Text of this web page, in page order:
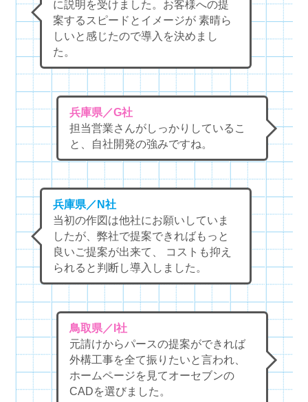
に説明を受けました。お客様への提
案するスピードとイメージが 素晴ら
しいと感じたので導入を決めまし
た。
兵庫県／G社
担当営業さんがしっかりしているこ
と、自社開発の強みですね。
兵庫県／N社
当初の作図は他社にお願いしていま
したが、弊社で提案できればもっと
良いご提案が出来て、 コストも抑え
られると判断し導入しました。
鳥取県／I社
元請けからパースの提案ができれば
外構工事を全て振りたいと言われ、
ホームページを見てオーセブンの
CADを選びました。